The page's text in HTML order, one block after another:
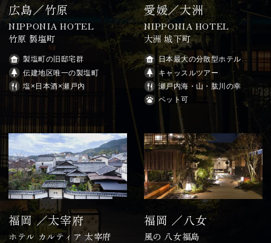
広島／竹原
NIPPONIA HOTEL
竹原 製塩町
製塩町の旧邸宅群
伝建地区唯一の製塩町
塩×日本酒×瀬戸内
愛媛／大洲
NIPPONIA HOTEL
大洲 城下町
日本最大の分散型ホテル
キャッスルツアー
瀬戸内海・山・肱川の幸
ペット可
福岡 ／太宰府
ホテル カルティア 太宰府
福岡 ／八女
風の 八女福島